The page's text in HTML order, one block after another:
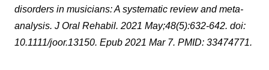
disorders in musicians: A systematic review and meta-
analysis. J Oral Rehabil. 2021 May;48(5):632-642. doi:
10.1111/joor.13150. Epub 2021 Mar 7. PMID: 33474771.